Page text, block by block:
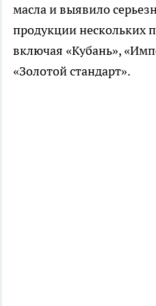
масла и выявило
продукции нескольких
включая «Кубань»,
«Золотой стандарт».